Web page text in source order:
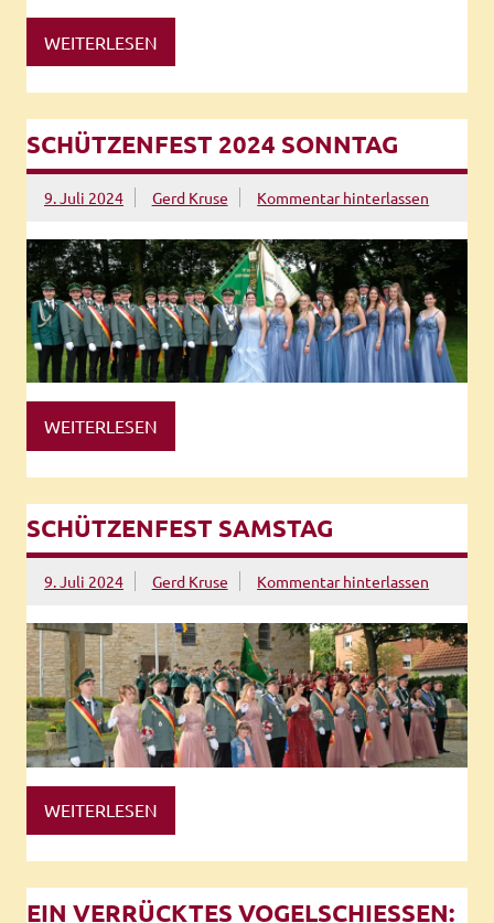
WEITERLESEN
SCHÜTZENFEST 2024 SONNTAG
9. Juli 2024 Gerd Kruse Kommentar hinterlassen
WEITERLESEN
SCHÜTZENFEST SAMSTAG
9. Juli 2024 Gerd Kruse Kommentar hinterlassen
WEITERLESEN
EIN VERRÜCKTES VOGELSCHIESSEN: A